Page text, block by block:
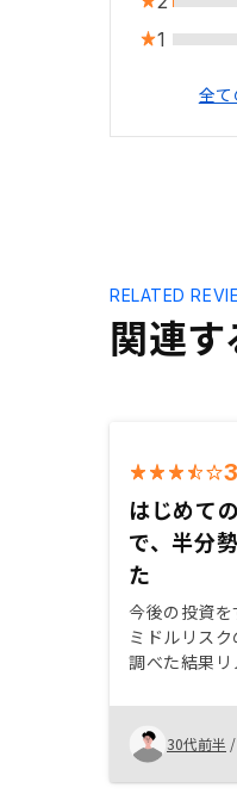
1
全
関連す
RELATED
はじめて
で、半分
た
今後の投資を
ミドルリスク
調べた結果
古ワンルー
失敗しても
だったため
が、ハイリ
投資会社も
30代前半 /